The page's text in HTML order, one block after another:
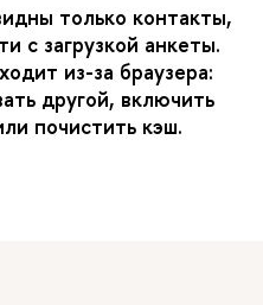
только контакты,
с загрузкой анкеты.
из-за браузера:
другой, включить
почистить кэш.